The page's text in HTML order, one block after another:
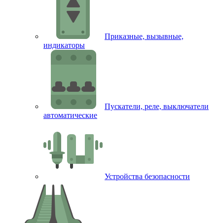
Приказные, вызывные,
индикаторы
Пускатели, реле, выключатели
автоматические
Устройства безопасности